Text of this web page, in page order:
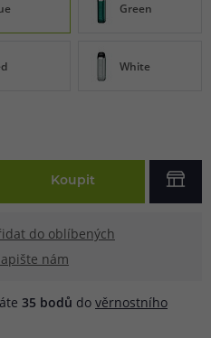
Green
White
Koupit
do oblíbených
nám
35 bodů do věrnostního